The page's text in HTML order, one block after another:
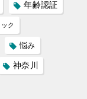
年齢認証
ク
悩み
神奈川